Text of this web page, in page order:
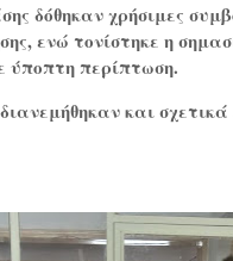
δόθηκαν χρήσιμες
ενώ τονίστηκε η
ύποπτη περίπτωση.
και